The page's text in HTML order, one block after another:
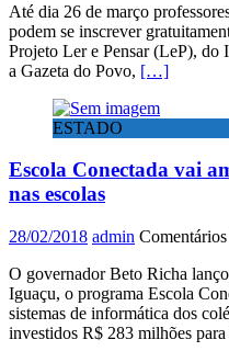
Até dia 26 de março
podem se inscrever
Projeto Ler e Pensar (LeP),
a Gazeta do Povo, […]
ESTADO
Escola Conectada vai
nas escolas
28/02/2018 admin
O governador Beto Richa
Iguaçu, o programa Escola
sistemas de informática dos
investidos R$ 283 milhões